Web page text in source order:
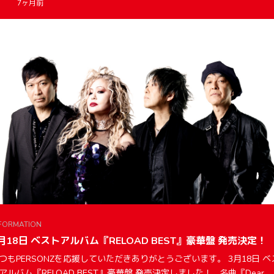
7ヶ月前
18日 ベストアルバム『RELOAD BEST』豪華盤 発売決定！
もPERSONZを応援していただきありがとうございます。 3月18日 ベ